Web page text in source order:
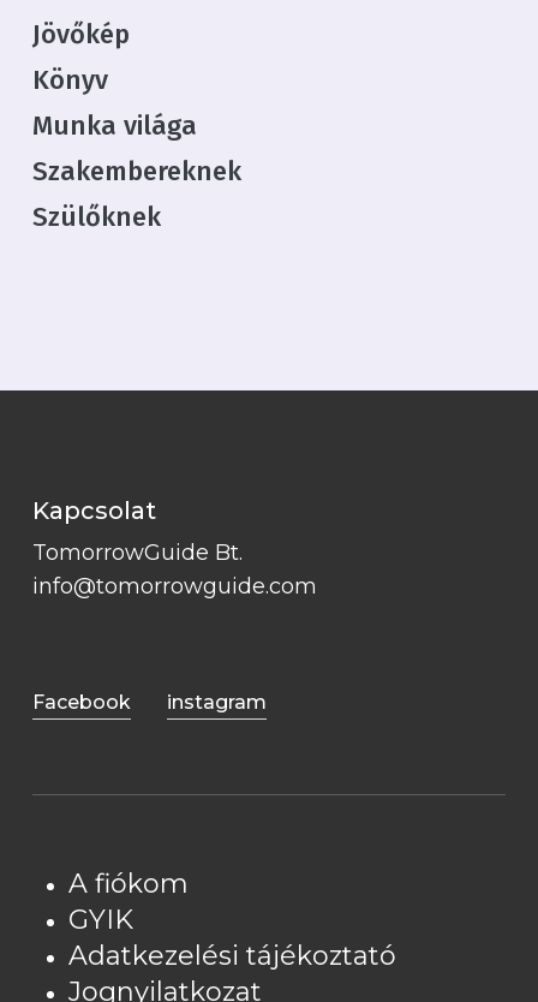
Jövőkép
Könyv
Munka világa
Szakembereknek
Szülőknek
Kapcsolat
TomorrowGuide Bt.
info@tomorrowguide.com
Facebook instagram
A fiókom
GYIK
Adatkezelési tájékoztató
Jognyilatkozat